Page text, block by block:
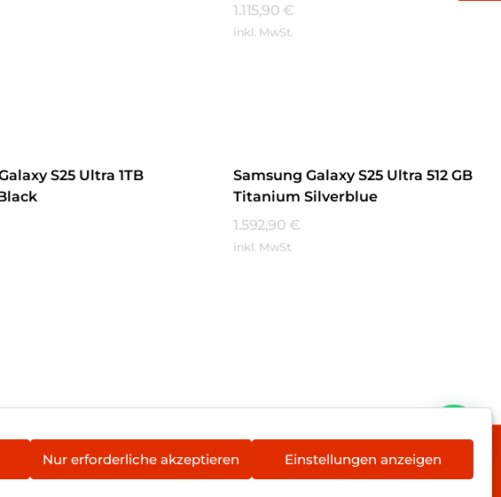
Nur erforderliche akzeptieren Einstellungen anzeigen
1.115,90 €
inkl. MwSt.
S25 Ultra 1TB
Samsung Galaxy S25 Ultra 512 GB
Titanium Silverblue
1.592,90 €
inkl. MwSt.
zur Batterieentsorgung Newsletter